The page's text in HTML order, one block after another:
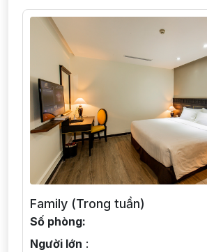
Family (Trong tuần)
Số phòng:
Người lớn :